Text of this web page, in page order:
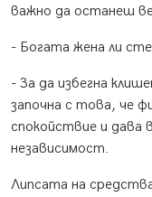
важно да останеш
- Богата жена ли
- За да избегна
започна с това, че
спокойствие и дава
независимост.
Липсата на